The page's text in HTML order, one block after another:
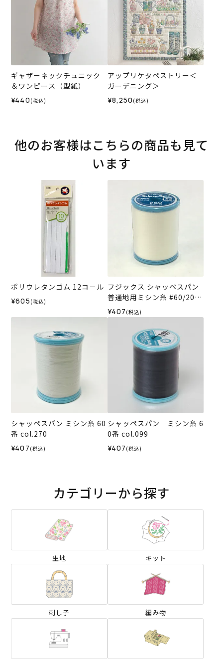
ギャザーネックチュニック
＆ワンピース（型紙）
¥440 (税込)
アップリケタペストリー＜
ガーデニング＞
¥8,250 (税込)
他のお客様はこちらの商品も見て
います
ポリウレタンゴム 12コ－ル
¥605 (税込)
フジックス シャッペスパン
普通地用ミシン糸 #60/200
m col.403＜キナリ＞
¥407 (税込)
シャッペスパン ミシン糸 60
番 col.270
¥407 (税込)
シャッペスパン ミシン糸 6
0番 col.099
¥407 (税込)
カテゴリーから探す
生地 キット
刺し子 編み物